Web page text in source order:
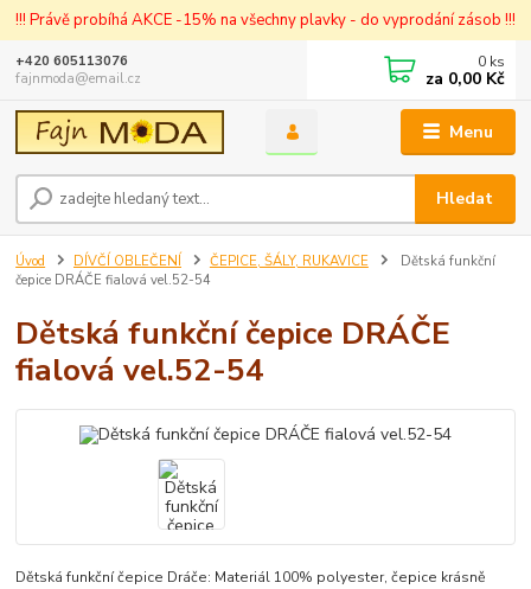
!!! Právě probíhá AKCE -15% na všechny plavky - do vyprodání zásob !!!
Menu
Hledat
+420 605113076
fajnmoda@email.cz
0 ks
za 0,00 Kč
Úvod DÍVČÍ OBLEČENÍ ČEPICE, ŠÁLY, RUKAVICE
Dětská funkční
čepice DRÁČE fialová vel.52-54
Dětská funkční čepice DRÁČE
fialová vel.52-54
Dětská funkční čepice Dráče: Materiál 100% polyester, čepice krásně